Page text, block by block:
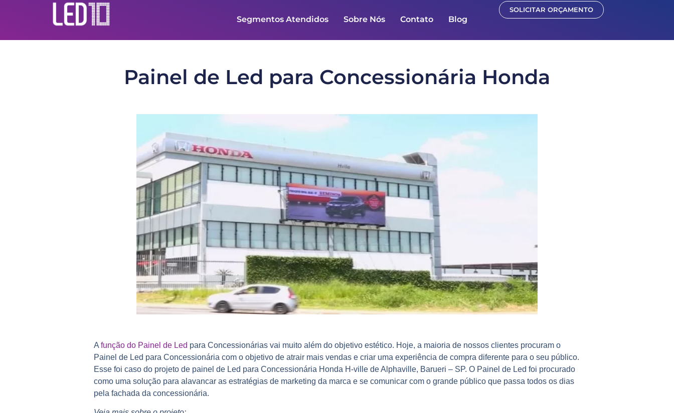
Segmentos Atendidos Sobre Nós Contato Blog
SOLICITAR ORÇAMENTO
Painel de Led para Concessionária Honda
A função do Painel de Led para Concessionárias vai muito além do objetivo estético. Hoje, a maioria de nossos clientes procuram o
Painel de Led para Concessionária com o objetivo de atrair mais vendas e criar uma experiência de compra diferente para o seu público.
Esse foi caso do projeto de painel de Led para Concessionária Honda H-ville de Alphaville, Barueri – SP. O Painel de Led foi procurado
como uma solução para alavancar as estratégias de marketing da marca e se comunicar com o grande público que passa todos os dias
pela fachada da concessionária.